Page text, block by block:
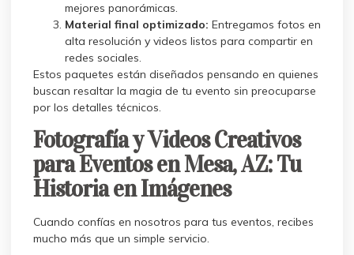
mejores panorámicas.
Material final optimizado: Entregamos fotos en
alta resolución y videos listos para compartir en
redes sociales.
Estos paquetes están diseñados pensando en quienes
buscan resaltar la magia de tu evento sin preocuparse
por los detalles técnicos.
Fotografía y Videos Creativos
para Eventos en Mesa, AZ: Tu
Historia en Imágenes
Cuando confías en nosotros para tus eventos, recibes
mucho más que un simple servicio.